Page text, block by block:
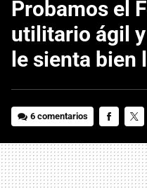
Probamos el
utilitario ágil
le sienta bien
6 comentarios